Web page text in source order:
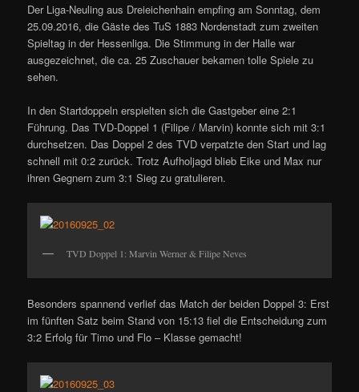
Der Liga-Neuling aus Dreieichenhain empfing am Sonntag, dem
25.09.2016, die Gäste des TuS 1883 Nordenstadt zum zweiten
Spieltag in der Hessenliga. Die Stimmung in der Halle war
ausgezeichnet, die ca. 25 Zuschauer bekamen tolle Spiele zu
sehen.
In den Startdoppeln erspielten sich die Gastgeber eine 2:1
Führung. Das TVD-Doppel 1 (Filipe / Marvin) konnte sich mit 3:1
durchsetzen. Das Doppel 2 des TVD verpatzte den Start und lag
schnell mit 0:2 zurück. Trotz Aufholjagd blieb Eike und Max nur
ihren Gegnern zum 3:1 Sieg zu gratulieren.
TVD Doppel 1: Marvin Werner & Filipe Neves
Besonders spannend verlief das Match der beiden Doppel 3: Erst
im fünften Satz beim Stand von 15:13 fiel die Entscheidung zum
3:2 Erfolg für Timo und Flo – Klasse gemacht!